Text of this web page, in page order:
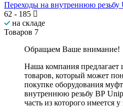
Переходы на внутреннюю резьбу
62 - 185
на складе
Товаров 7
Обращаем Ваше внимание!
Наша компания предлагает
товаров, который может
покупке оборудования
внутреннюю резьбу ВР
часть из которого имеется